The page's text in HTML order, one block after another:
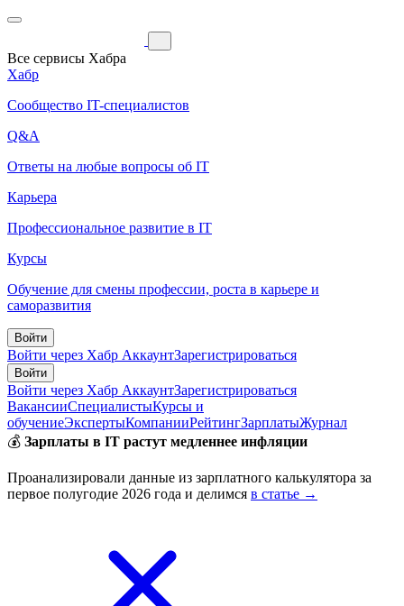
Все сервисы Хабра
Хабр
Сообщество IT-специалистов
Q&A
Ответы на любые вопросы об IT
Карьера
Профессиональное развитие в IT
Курсы
Обучение для смены профессии, роста в карьере и
саморазвития
Войти
Войти через Хабр АккаунтЗарегистрироваться
Войти
Войти через Хабр АккаунтЗарегистрироваться
ВакансииСпециалистыКурсы и
обучениеЭкспертыКомпанииРейтингЗарплатыЖурнал
💰 Зарплаты в IT растут медленнее инфляции
Проанализировали данные из зарплатного калькулятора за
первое полугодие 2026 года и делимся в статье →